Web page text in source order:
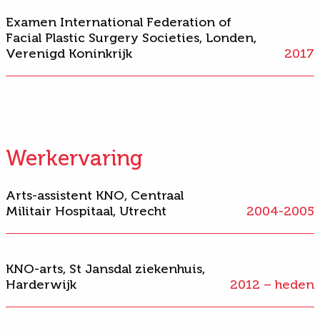
Examen International Federation of
Facial Plastic Surgery Societies, Londen,
Verenigd Koninkrijk
2017
Werkervaring
Arts-assistent KNO, Centraal
Militair Hospitaal, Utrecht
2004-2005
KNO-arts, St Jansdal ziekenhuis,
Harderwijk
2012 – heden